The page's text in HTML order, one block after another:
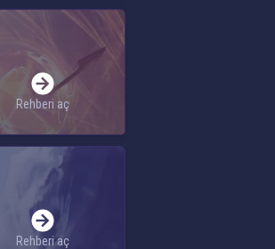
Rehberi aç
Rehberi aç